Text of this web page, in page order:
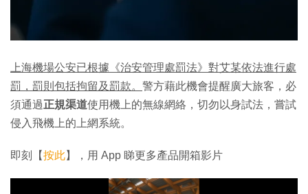
上海機場公安已根據《治安管理處罰法》對艾某依法進行處
罰，罰則包括拘留及罰款。 警方藉此機會提醒廣大旅客，必
須通過正規渠道使用機上的無線網絡，切勿以身試法，嘗試
侵入飛機上的上網系統。
即刻【按此】，用 App 睇更多產品開箱影片